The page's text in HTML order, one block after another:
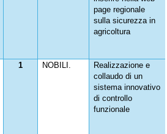
page regionale
sulla sicurezza in
agricoltura
1 NOBILI.
Realizzazione e
collaudo di un
sistema innovativo
di controllo
funzionale